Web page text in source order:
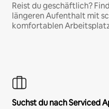
Reist du geschäftlich?
längeren Aufenthalt mit
komfortablen
Suchst du nach Serviced